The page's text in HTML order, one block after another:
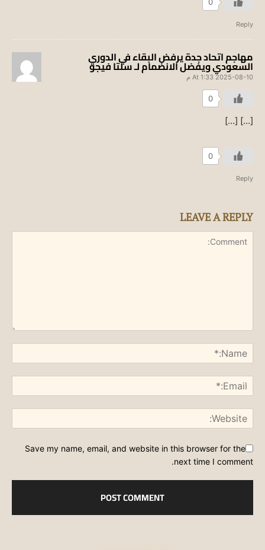
Reply
مهاجم اتحاد جدة يرفض البقاء في الدوري
السعودي ويفضل الانضمام لـ سلتا فيجو
2025-08-10 At 1:33 م
0
[…] […]
0
Reply
LEAVE A REPLY
Save my name, email, and website in this browser for the
next time I comment.